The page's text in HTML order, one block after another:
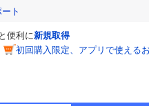
ト
便利に新規取得
初回購入限定、アプリで使える